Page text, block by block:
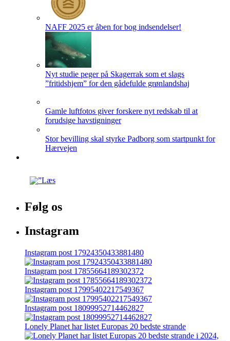
NAFF 2025 er åben for bog indsendelser!
Nyt studie peger på Skagerrak som et slags
”fritidshjem” for den gådefulde grønlandshaj
Gamle luftfotos giver forskere nyt redskab til at
forudsige havstigninger
Stor bevilling skal styrke Padborg som startpunkt for
Hærvejen
Følg os
Instagram
Instagram post 17924350433881480
Instagram post 17855664189302372
Instagram post 17995402217549367
Instagram post 18099952714462827
Lonely Planet har listet Europas 20 bedste strande